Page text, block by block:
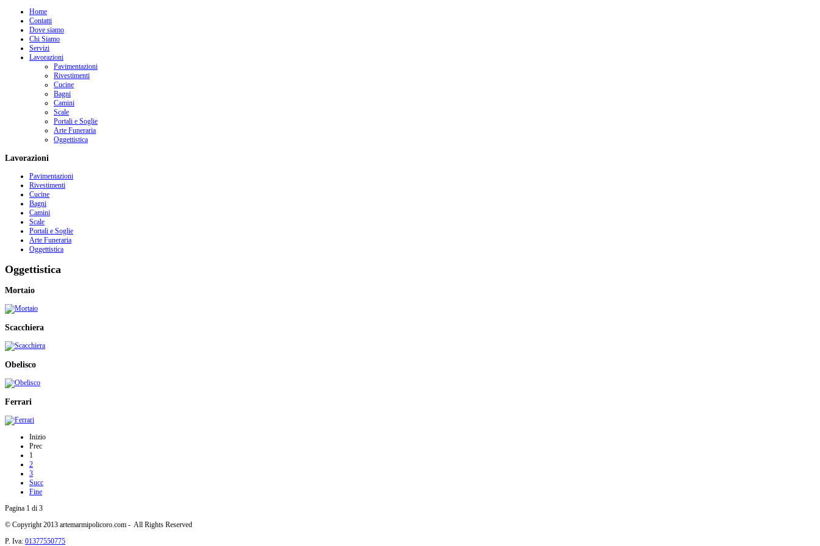
Home
Contatti
Dove siamo
Chi Siamo
Servizi
Lavorazioni
Pavimentazioni
Rivestimenti
Cucine
Bagni
Camini
Scale
Portali e Soglie
Arte Funeraria
Oggettistica
Lavorazioni
Pavimentazioni
Rivestimenti
Cucine
Bagni
Camini
Scale
Portali e Soglie
Arte Funeraria
Oggettistica
Oggettistica
Mortaio
Scacchiera
Obelisco
Ferrari
Inizio
Prec
1
2
3
Succ
Fine
Pagina 1 di 3
© Copyright 2013 artemarmipolicoro.com - All Rights Reserved
P. Iva: 01377550775